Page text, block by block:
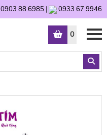
0903 88 6985 | 0933 67 9946
0